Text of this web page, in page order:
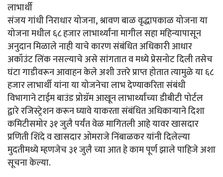
लाभार्थी
संजय गांधी निराधार योजना, श्रावण बाळ वृद्धापकाळ योजना या
योजना मधील ६८ हजार लाभार्थ्यांना मागील सहा महिन्यापासून
अनुदान मिळाले नाही याचे कारण संबंधित अधिकारी आधार
अकॉउंट लिंक नसल्याचे असे सांगतात व मध्ये प्रेसनोट दिली तसेच
घंटा गाडीवरून आवाहन केले अशी उत्तरे प्राप्त होतात त्यामुळे या ६८
हजार लाभार्थी यांना या योजनेचा लाभ देण्याकरिता संबंधी
विभागाने टाईम बाउंड प्रोग्रॅम आखून लाभार्थ्यांच्या डीबीटी पोर्टल
द्वारे रजिस्ट्रेशन करून घ्यावे याकरता संबंधित अधिकाऱ्याने दिशा
कमिटीसमोर ३१ जुलै पर्यंत वेळ मागितली आहे यावर खासदार
प्रणिती शिंदे व खासदार ओमराजे निंबाळकर यांनी दिलेल्या
मुदतीमध्ये म्हणजेच ३१ जुलै च्या आत हे काम पूर्ण झाले पाहिजे अशा
सूचना केल्या.